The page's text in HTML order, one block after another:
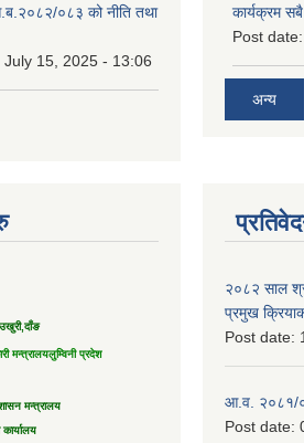
०८३ को नीति तथा
July 15, 2025 - 13:06
कार्यक्रम सबै
Post date:
अन्य
मन्त्रालयलुम्विनी प्रदेश
मन्त्रालय
२०८२ साल
प्रमुख
Post date:
आ.व. २०८१/
Post date: